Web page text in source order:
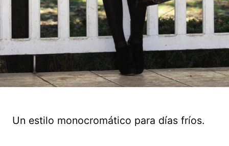
Un estilo monocromático para días fríos.